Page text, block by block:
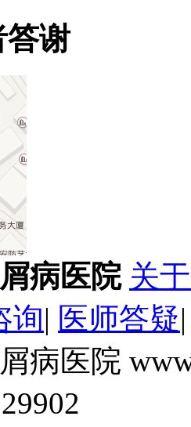
答谢
病医院 关
询| 医师答疑
病医院